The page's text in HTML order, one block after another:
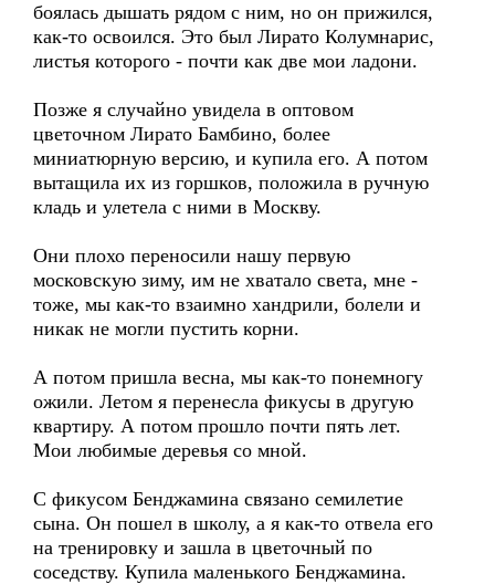
боялась дышать рядом с ним, но он прижился,
как-то освоился. Это был Лирато Колумнарис,
листья которого - почти как две мои ладони.
Позже я случайно увидела в оптовом
цветочном Лирато Бамбино, более
миниатюрную версию, и купила его. А потом
вытащила их из горшков, положила в ручную
кладь и улетела с ними в Москву.
Они плохо переносили нашу первую
московскую зиму, им не хватало света, мне -
тоже, мы как-то взаимно хандрили, болели и
никак не могли пустить корни.
А потом пришла весна, мы как-то понемногу
ожили. Летом я перенесла фикусы в другую
квартиру. А потом прошло почти пять лет.
Мои любимые деревья со мной.
С фикусом Бенджамина связано семилетие
сына. Он пошел в школу, а я как-то отвела его
на тренировку и зашла в цветочный по
соседству. Купила маленького Бенджамина.